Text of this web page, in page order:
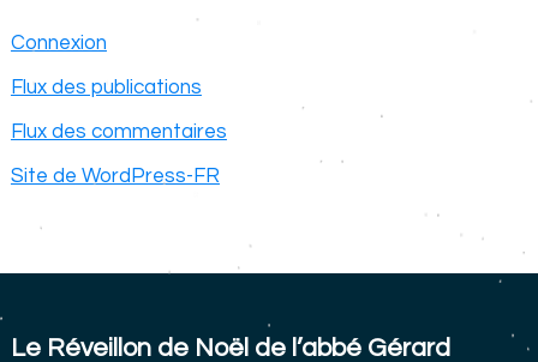
Connexion
Flux des publications
Flux des commentaires
Site de WordPress-FR
Le Réveillon de Noël de l’abbé Gérard